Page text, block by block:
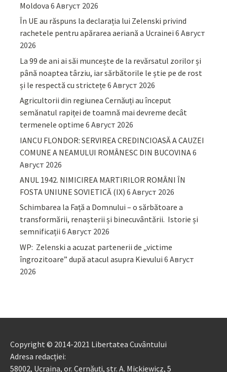
Moldova 6 Август 2026
În UE au răspuns la declarația lui Zelenski privind
rachetele pentru apărarea aeriană a Ucrainei 6 Август
2026
La 99 de ani ai săi muncește de la revărsatul zorilor și
până noaptea târziu, iar sărbătorile le știe pe de rost
și le respectă cu strictețe 6 Август 2026
Agricultorii din regiunea Cernăuți au început
semănatul rapiței de toamnă mai devreme decât
termenele optime 6 Август 2026
IANCU FLONDOR: SERVIREA CREDINCIOASĂ A CAUZEI
COMUNE A NEAMULUI ROMÂNESC DIN BUCOVINA6
Август 2026
ANUL 1942. NIMICIREA MARTIRILOR ROMÂNI ÎN
FOSTA UNIUNE SOVIETICĂ (IX) 6 Август 2026
Schimbarea la Față a Domnului – o sărbătoare a
transformării, renașterii și binecuvântării. Istorie și
semnificații 6 Август 2026
WP: Zelenski a acuzat partenerii de „victime
îngrozitoare” după atacul asupra Kievului 6 Август
2026
Copyright © 2014-2021 Libertatea Cuvântului
Adresa redacției:
58002, Ucraina, or. Cernăuți, str. A. Mickiewicz, 5